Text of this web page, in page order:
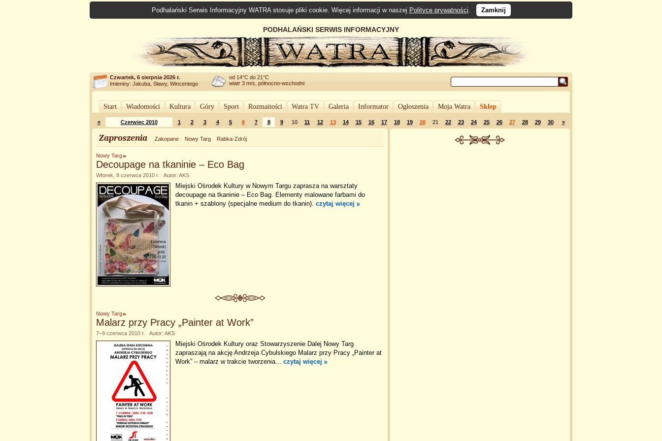
Podhalański Serwis Informacyjny WATRA stosuje pliki cookie. Więcej informacji w naszej Polityce prywatności. Zamknij
PODHALAŃSKI SERWIS INFORMACYJNY
Czwartek, 6 sierpnia 2026 r.
Imieniny: Jakuba, Sławy, Wincentego
od 14°C do 21°C
wiatr 3 m/s, północno-wschodni
Start Wiadomości Kultura Góry Sport Rozmaitości Watra TV Galeria Informator Ogłoszenia Moja Watra Sklep
« Czerwiec 2010 1 2 3 4 5 6 7 8 9 10 11 12 13 14 15 16 17 18 19 20 21 22 23 24 25 26 27 28 29 30 »
Zaproszenia Zakopane Nowy Targ Rabka-Zdrój
Nowy Targ
Decoupage na tkaninie – Eco Bag
Wtorek, 8 czerwca 2010 r. Autor: AKS
Miejski Ośrodek Kultury w Nowym Targu zaprasza na warsztaty
decoupage na tkaninie – Eco Bag. Elementy malowane farbami do
tkanin + szablony (specjalne medium do tkanin). czytaj więcej
Nowy Targ
Malarz przy Pracy „Painter at Work”
7–9 czerwca 2010 r. Autor: AKS
Miejski Ośrodek Kultury oraz Stowarzyszenie Dalej Nowy Targ
zapraszają na akcję Andrzeja Cybulskiego Malarz przy Pracy „Painter at
Work” – malarz w trakcie tworzenia... czytaj więcej